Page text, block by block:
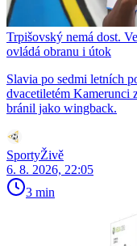
Trpišovský nemá dost.
ovládá obranu i útok
Slavia po sedmi letních
dvacetiletém Kamerunci
bránil jako wingback.
SportyŽivě
6. 8. 2026, 22:05
3 min